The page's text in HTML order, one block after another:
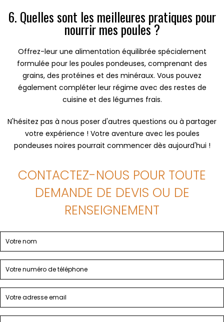
6. Quelles sont les meilleures pratiques pour
nourrir mes poules ?
Offrez-leur une alimentation équilibrée spécialement
formulée pour les poules pondeuses, comprenant des
grains, des protéines et des minéraux. Vous pouvez
également compléter leur régime avec des restes de
cuisine et des légumes frais.
N'hésitez pas à nous poser d'autres questions ou à partager
votre expérience ! Votre aventure avec les poules
pondeuses noires pourrait commencer dès aujourd'hui !
CONTACTEZ-NOUS POUR TOUTE
DEMANDE DE DEVIS OU DE
RENSEIGNEMENT